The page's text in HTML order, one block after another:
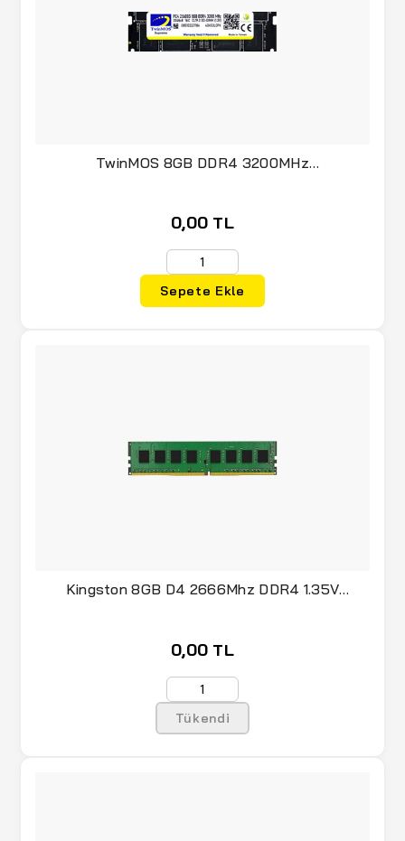
TwinMOS 8GB DDR4 3200MHz
0,00 TL
Sepete Ekle
Kingston 8GB D4 2666Mhz DDR4 1.35V
0,00 TL
Tükendi